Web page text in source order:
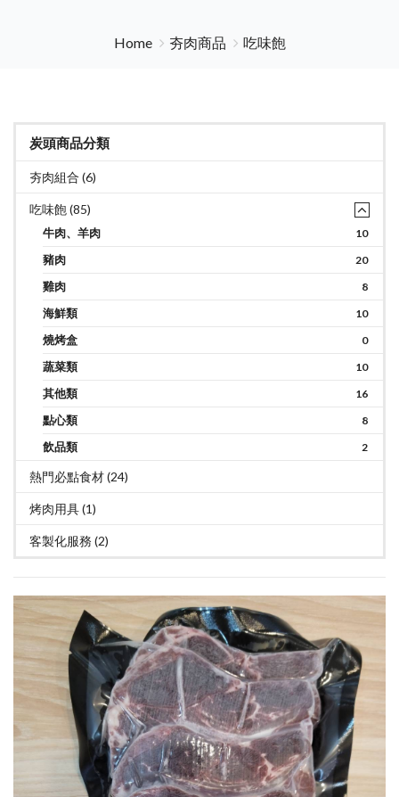
Home 夯肉商品 吃味飽
炭頭商品分類
夯肉組合 (6)
吃味飽 (85)
牛肉、羊肉 10
豬肉 20
雞肉 8
海鮮類 10
燒烤盒 0
蔬菜類 10
其他類 16
點心類 8
飲品類 2
熱門必點食材 (24)
烤肉用具 (1)
客製化服務 (2)